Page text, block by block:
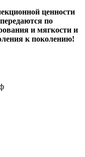
ценности
по
и мягкости и
к поколению!